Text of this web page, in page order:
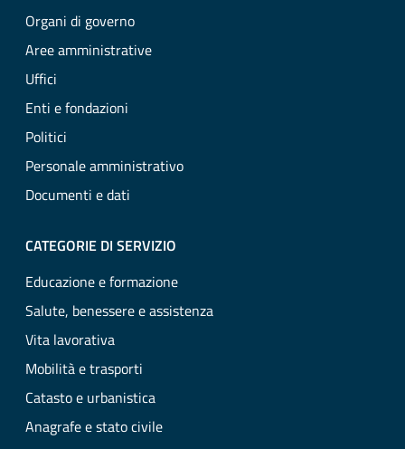
Organi di governo
Aree amministrative
Uffici
Enti e fondazioni
Politici
Personale amministrativo
Documenti e dati
CATEGORIE DI SERVIZIO
Educazione e formazione
Salute, benessere e assistenza
Vita lavorativa
Mobilità e trasporti
Catasto e urbanistica
Anagrafe e stato civile